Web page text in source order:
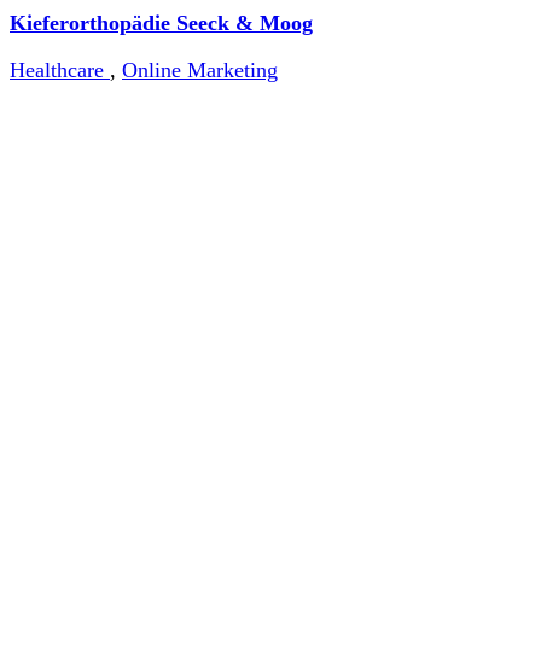
Kieferorthopädie Seeck & Moog
Healthcare , Online Marketing